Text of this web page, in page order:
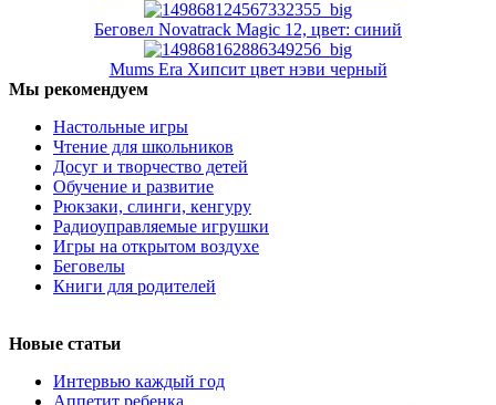
Беговел Novatrack Magic 12, цвет: синий
Mums Era Хипсит цвет нэви черный
Мы рекомендуем
Настольные игры
Чтение для школьников
Досуг и творчество детей
Обучение и развитие
Рюкзаки, слинги, кенгуру
Радиоуправляемые игрушки
Игры на открытом воздухе
Беговелы
Книги для родителей
Новые статьи
Интервью каждый год
Аппетит ребенка